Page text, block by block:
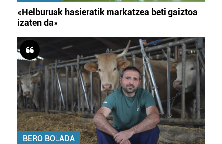
«Helburuak hasieratik markatzea beti gaiztoa
izaten da»
BERO BOLADA